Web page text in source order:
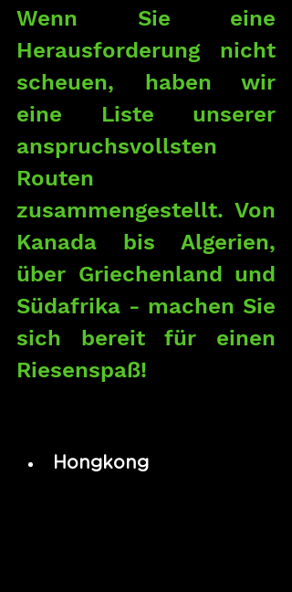
Wenn Sie eine
Herausforderung nicht
scheuen, haben wir
eine Liste unserer
anspruchsvollsten
Routen
zusammengestellt. Von
Kanada bis Algerien,
über Griechenland und
Südafrika - machen Sie
sich bereit für einen
Riesenspaß!
Hongkong